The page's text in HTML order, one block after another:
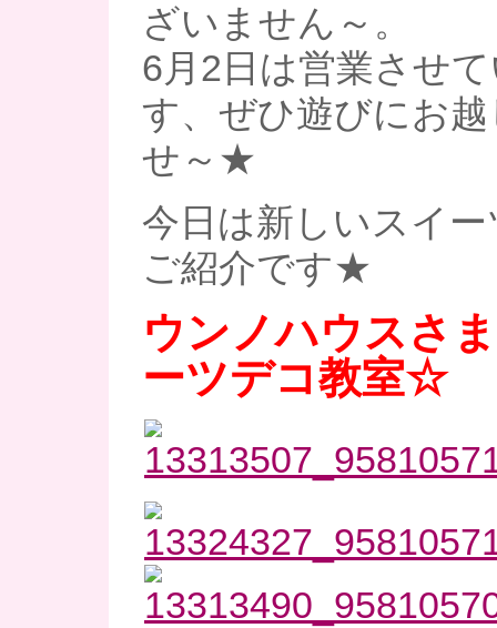
ざいません～。
6月2日は営業させ
す、ぜひ遊びにお
せ～★
今日は新しいスイ
ご紹介です★
ウンノハウスさ
ーツデコ教室☆